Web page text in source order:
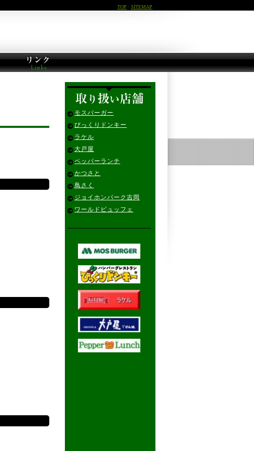
TOP SITEMAP
モスバーガー
びっくりドンキー
ラケル
大戸屋
ペッパーランチ
かつさと
鳥さく
ジョイホンパーク吉岡
ワールドビュッフェ